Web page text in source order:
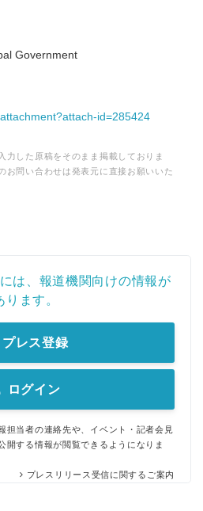
Government
id=285424
力した原稿をそのまま掲載しておりま
お問い合わせは発表元に直接お願いいた
は、報道機関向けの情報が
ります。
プレス登録
ログイン
担当者の連絡先や、イベント・記者会見
開する情報が閲覧できるようになりま
プレスリリース受信に関するご案内